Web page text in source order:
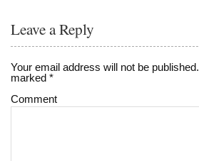
Leave a Reply
Your email address will not be published.
marked*
Comment